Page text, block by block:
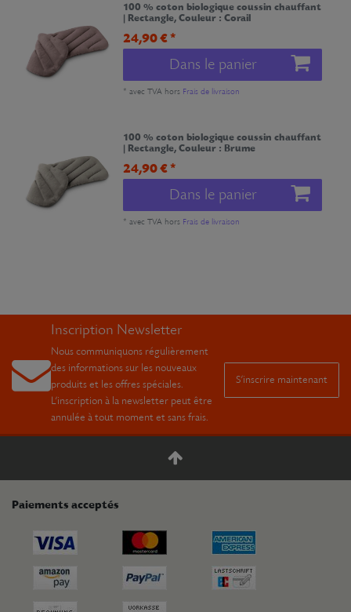
100 % coton biologique coussin chauffant
| Rectangle, Couleur : Corail
24,90 € *
Dans le panier
*avec TVA hors Frais de livraison
100 % coton biologique coussin chauffant
| Rectangle, Couleur : Brume
24,90 € *
Dans le panier
*avec TVA hors Frais de livraison
Inscription Newsletter
Nous communiquons régulièrement
des informations sur les nouveaux
produits et les offres spéciales.
L’inscription à la newsletter peut être
annulée à tout moment et sans frais.
S’inscrire maintenant
Paiements acceptés